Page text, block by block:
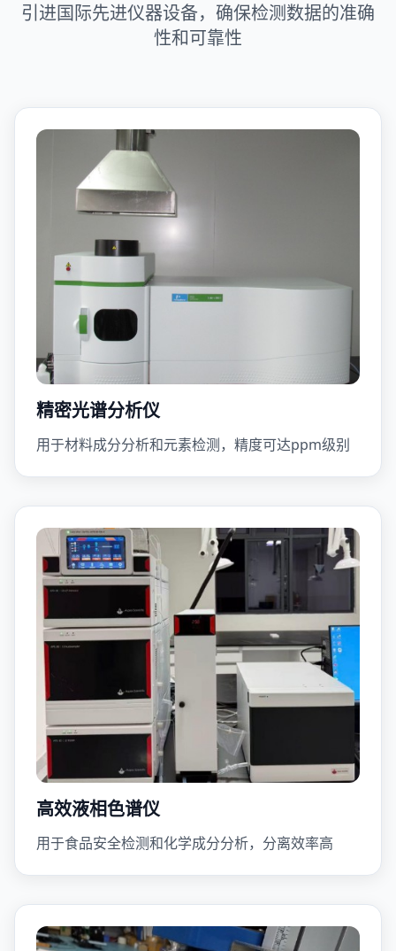
引进国际先进仪器设备，确保检测数据的准确
性和可靠性
精密光谱分析仪
用于材料成分分析和元素检测，精度可达ppm级别
高效液相色谱仪
用于食品安全检测和化学成分分析，分离效率高